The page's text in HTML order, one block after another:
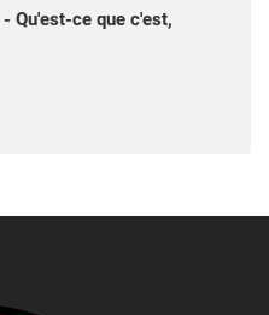
Qu'est-ce que c'est,